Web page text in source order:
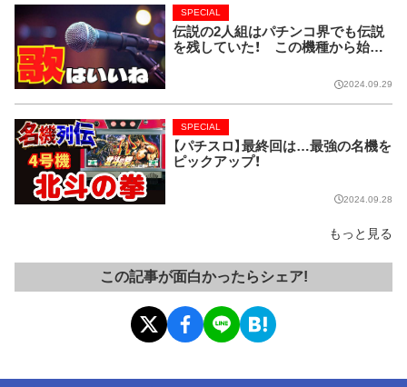
伝説の2人組はパチンコ界でも伝説
を残していた！ この機種から始ま
SPECIAL
2024.09.29
【パチスロ】最終回は…最強の名機を
ピックアップ！
SPECIAL
2024.09.28
もっと見る
この記事が面白かったらシェア!